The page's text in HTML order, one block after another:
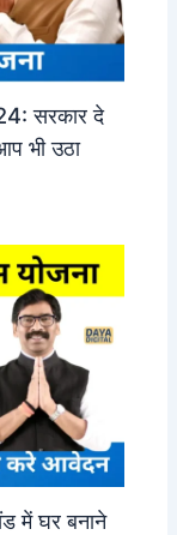
सरकार दे
भी उठा
में घर बनाने